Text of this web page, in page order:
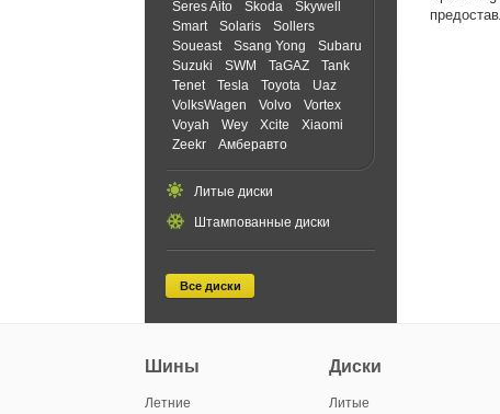
Seres Aito
Skoda
Skywell
Smart
Solaris
Sollers
Soueast
Ssang Yong
Subaru
Suzuki
SWM TaGAZ
Tank
Tenet
Tesla Toyota
Uaz
VolksWagen
Volvo
Vortex
Voyah
Wey Xcite
Xiaomi
Zeekr
Амберавто
Литые диски
Штампованные диски
Все диски
Шины
Летние
Диски
Литые